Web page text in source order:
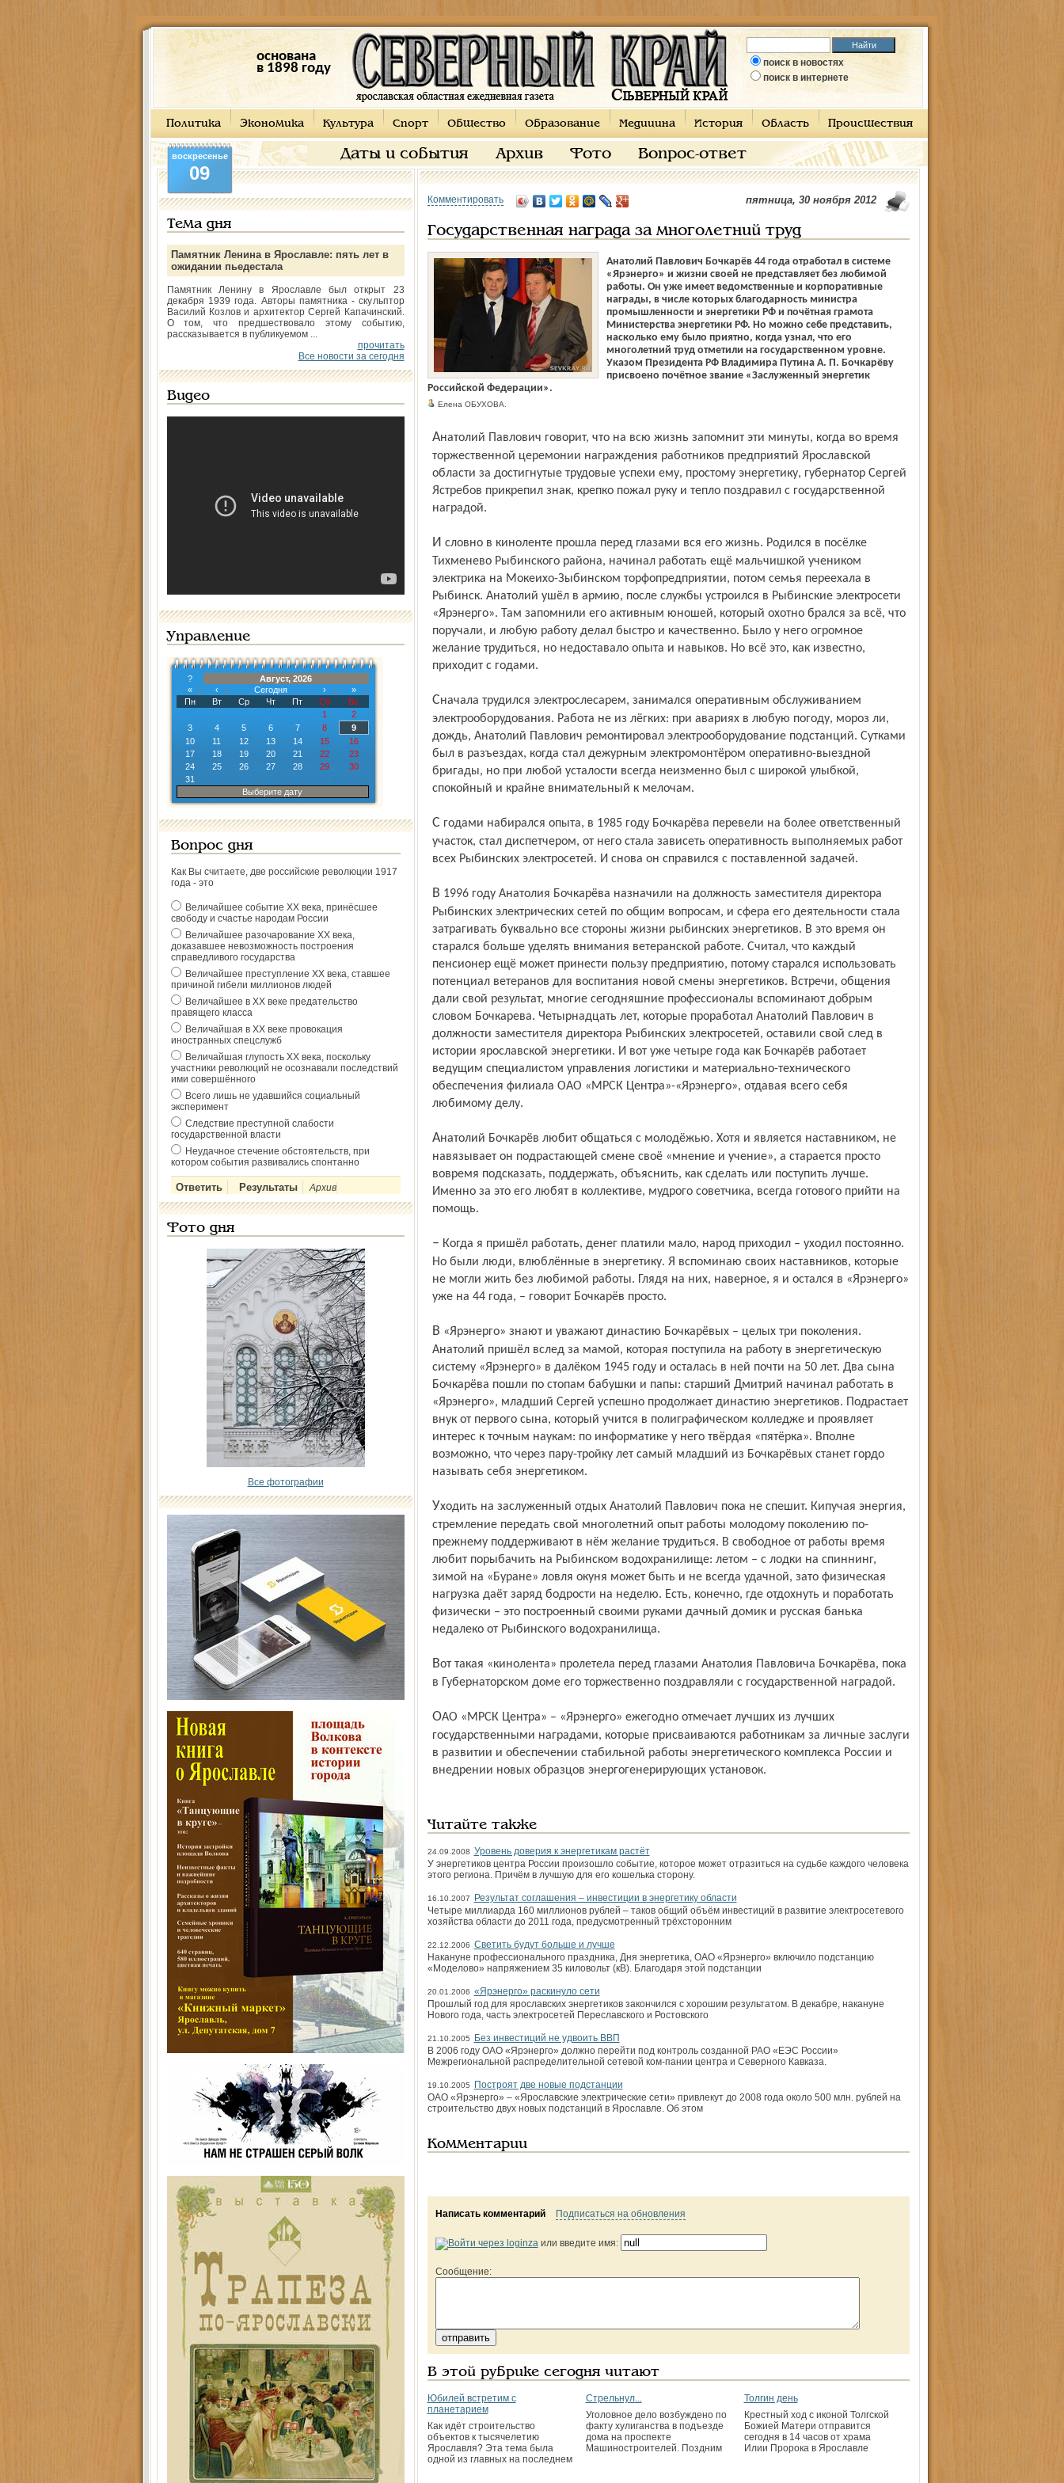
основана
в 1898 году
поиск в новостях
поиск в интернете
Политика Экономика Культура Спорт Общество Образование Медицина История Область Происшествия
Даты и события Архив Фото Вопрос-ответ
воскресенье
09
Тема дня
Памятник Ленина в Ярославле: пять лет в
ожидании пьедестала
Памятник Ленину в Ярославле был открыт 23
декабря 1939 года. Авторы памятника - скульптор
Василий Козлов и архитектор Сергей Капачинский.
О том, что предшествовало этому событию,
рассказывается в публикуемом ...
прочитать
Все новости за сегодня
Видео
Управление
?
Август, 2026
«
‹ Сегодня ›
»
Пн
Вт Ср Чт Пт Сб
Вс
1
2
3
4 5 6 7 8
9
10
11 12 13 14 15
16
17
18 19 20 21 22
23
24
25 26 27 28 29
30
31
Выберите дату
Вопрос дня
Как Вы считаете, две российские революции 1917
года - это
Величайшее событие ХХ века, принёсшее
свободу и счастье народам России
Величайшее разочарование ХХ века,
доказавшее невозможность построения
справедливого государства
Величайшее преступление ХХ века, ставшее
причиной гибели миллионов людей
Величайшее в ХХ веке предательство
правящего класса
Величайшая в ХХ веке провокация
иностранных спецслужб
Величайшая глупость ХХ века, поскольку
участники революций не осознавали последствий
ими совершённого
Всего лишь не удавшийся социальный
эксперимент
Следствие преступной слабости
государственной власти
Неудачное стечение обстоятельств, при
котором события развивались спонтанно
Архив
Фото дня
Все фотографии
Комментировать пятница, 30 ноября 2012
Государственная награда за многолетний труд
Анатолий Павлович Бочкарёв 44 года отработал в системе
«Ярэнерго» и жизни своей не представляет без любимой
работы. Он уже имеет ведомственные и корпоративные
награды, в числе которых благодарность министра
промышленности и энергетики РФ и почётная грамота
Министерства энергетики РФ. Но можно себе представить,
насколько ему было приятно, когда узнал, что его
многолетний труд отметили на государственном уровне.
Указом Президента РФ Владимира Путина А. П. Бочкарёву
присвоено почётное звание «Заслуженный энергетик
Российской Федерации».
Елена ОБУХОВА.
Анатолий Павлович говорит, что на всю жизнь запомнит эти минуты, когда во время
торжественной церемонии награждения работников предприятий Ярославской
области за достигнутые трудовые успехи ему, простому энергетику, губернатор Сергей
Ястребов прикрепил знак, крепко пожал руку и тепло поздравил с государственной
наградой.
И словно в киноленте прошла перед глазами вся его жизнь. Родился в посёлке
Тихменево Рыбинского района, начинал работать ещё мальчишкой учеником
электрика на Мокеихо-Зыбинском торфопредприятии, потом семья переехала в
Рыбинск. Анатолий ушёл в армию, после службы устроился в Рыбинские электросети
«Ярэнерго». Там запомнили его активным юношей, который охотно брался за всё, что
поручали, и любую работу делал быстро и качественно. Было у него огромное
желание трудиться, но недоставало опыта и навыков. Но всё это, как известно,
приходит с годами.
Сначала трудился электрослесарем, занимался оперативным обслуживанием
электрооборудования. Работа не из лёгких: при авариях в любую погоду, мороз ли,
дождь, Анатолий Павлович ремонтировал электрооборудование подстанций. Сутками
был в разъездах, когда стал дежурным электромонтёром оперативно-выездной
бригады, но при любой усталости всегда неизменно был с широкой улыбкой,
спокойный и крайне внимательный к мелочам.
С годами набирался опыта, в 1985 году Бочкарёва перевели на более ответственный
участок, стал диспетчером, от него стала зависеть оперативность выполняемых работ
всех Рыбинских электросетей. И снова он справился с поставленной задачей.
В 1996 году Анатолия Бочкарёва назначили на должность заместителя директора
Рыбинских электрических сетей по общим вопросам, и сфера его деятельности стала
затрагивать буквально все стороны жизни рыбинских энергетиков. В это время он
старался больше уделять внимания ветеранской работе. Считал, что каждый
пенсионер ещё может принести пользу предприятию, потому старался использовать
потенциал ветеранов для воспитания новой смены энергетиков. Встречи, общения
дали свой результат, многие сегодняшние профессионалы вспоминают добрым
словом Бочкарева. Четырнадцать лет, которые проработал Анатолий Павлович в
должности заместителя директора Рыбинских электросетей, оставили свой след в
истории ярославской энергетики. И вот уже четыре года как Бочкарёв работает
ведущим специалистом управления логистики и материально-технического
обеспечения филиала ОАО «МРСК Центра»-«Ярэнерго», отдавая всего себя
любимому делу.
Анатолий Бочкарёв любит общаться с молодёжью. Хотя и является наставником, не
навязывает он подрастающей смене своё «мнение и учение», а старается просто
вовремя подсказать, поддержать, объяснить, как сделать или поступить лучше.
Именно за это его любят в коллективе, мудрого советчика, всегда готового прийти на
помощь.
– Когда я пришёл работать, денег платили мало, народ приходил – уходил постоянно.
Но были люди, влюблённые в энергетику. Я вспоминаю своих наставников, которые
не могли жить без любимой работы. Глядя на них, наверное, я и остался в «Ярэнерго»
уже на 44 года, – говорит Бочкарёв просто.
В «Ярэнерго» знают и уважают династию Бочкарёвых – целых три поколения.
Анатолий пришёл вслед за мамой, которая поступила на работу в энергетическую
систему «Ярэнерго» в далёком 1945 году и осталась в ней почти на 50 лет. Два сына
Бочкарёва пошли по стопам бабушки и папы: старший Дмитрий начинал работать в
«Ярэнерго», младший Сергей успешно продолжает династию энергетиков. Подрастает
внук от первого сына, который учится в полиграфическом колледже и проявляет
интерес к точным наукам: по информатике у него твёрдая «пятёрка». Вполне
возможно, что через пару-тройку лет самый младший из Бочкарёвых станет гордо
называть себя энергетиком.
Уходить на заслуженный отдых Анатолий Павлович пока не спешит. Кипучая энергия,
стремление передать свой многолетний опыт работы молодому поколению по-
прежнему поддерживают в нём желание трудиться. В свободное от работы время
любит порыбачить на Рыбинском водохранилище: летом – с лодки на спиннинг,
зимой на «Буране» ловля окуня может быть и не всегда удачной, зато физическая
нагрузка даёт заряд бодрости на неделю. Есть, конечно, где отдохнуть и поработать
физически – это построенный своими руками дачный домик и русская банька
недалеко от Рыбинского водохранилища.
Вот такая «кинолента» пролетела перед глазами Анатолия Павловича Бочкарёва, пока
в Губернаторском доме его торжественно поздравляли с государственной наградой.
ОАО «МРСК Центра» – «Ярэнерго» ежегодно отмечает лучших из лучших
государственными наградами, которые присваиваются работникам за личные заслуги
в развитии и обеспечении стабильной работы энергетического комплекса России и
внедрении новых образцов энергогенерирующих установок.
Читайте также
24.09.2008 Уровень доверия к энергетикам растёт
У энергетиков центра России произошло событие, которое может отразиться на судьбе каждого человека
этого региона. Причём в лучшую для его кошелька сторону.
16.10.2007
Результат соглашения – инвестиции в энергетику области
Четыре миллиарда 160 миллионов рублей – таков общий объём инвестиций в развитие электросетевого
хозяйства области до 2011 года, предусмотренный трёхсторонним
22.12.2006 Светить будут больше и лучше
Накануне профессионального праздника, Дня энергетика, ОАО «Ярэнерго» включило подстанцию
«Моделово» напряжением 35 киловольт (кВ). Благодаря этой подстанции
20.01.2006 «Ярэнерго» раскинуло сети
Прошлый год для ярославских энергетиков закончился с хорошим результатом. В декабре, накануне
Нового года, часть электросетей Переславского и Ростовского
21.10.2005
Без инвестиций не удвоить ВВП
В 2006 году ОАО «Ярэнерго» должно перейти под контроль созданной РАО «ЕЭС России»
Межрегиональной распределительной сетевой ком­-пании центра и Северного Кавказа.
19.10.2005
Построят две новые подстанции
ОАО «Ярэнерго» – «Ярославские электрические сети» привлекут до 2008 года около 500 млн. рублей на
строительство двух новых подстанций в Ярославле. Об этом
Комментарии
Написать комментарий Подписаться на обновления
или введите имя:
Сообщение:
В этой рубрике сегодня читают
Юбилей встретим с
планетарием
Как идёт строительство
объектов к тысячелетию
Ярославля? Эта тема была
одной из главных на последнем
Стрельнул...
Уголовное дело возбуждено по
факту хулиганства в подъезде
дома на проспекте
Машиностроителей. Поздним
Толгин день
Крестный ход с иконой Толгской
Божией Матери отправится
сегодня в 14 часов от храма
Илии Пророка в Ярославле